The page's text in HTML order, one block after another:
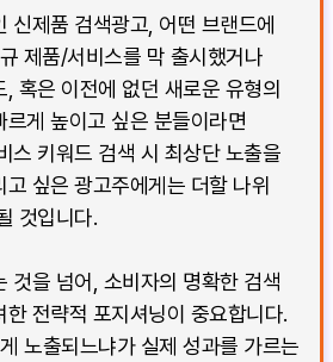
신제품 검색광고, 어떤 브랜드에
제품/서비스를 막 출시했거나
, 혹은 이전에 없던 새로운 유형의
게 높이고 싶은 분들이라면
스 키워드 검색 시 최상단 노출을
싶은 광고주에게는 더할 나위
것입니다.
것을 넘어, 소비자의 명확한 검색
전략적 포지셔닝이 중요합니다.
노출되느냐가 실제 성과를 가르는